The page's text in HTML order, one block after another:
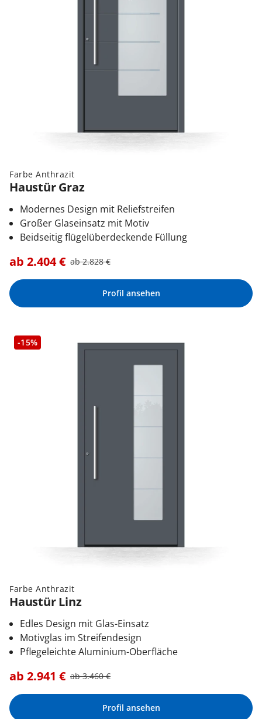
Farbe Anthrazit
Haustür Graz
Modernes Design mit Reliefstreifen
Großer Glaseinsatz mit Motiv
Beidseitig flügelüberdeckende Füllung
ab 2.404€ ab2.828€
Profil ansehen
-15%
Farbe Anthrazit
Haustür Linz
Edles Design mit Glas-Einsatz
Motivglas im Streifendesign
Pflegeleichte Aluminium-Oberfläche
ab 2.941 € ab3.460€
Profil ansehen